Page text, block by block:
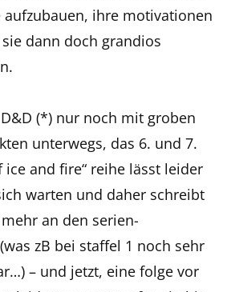
aufzubauen, ihre motivationen
dann doch grandios
(*) nur noch mit groben
unterwegs, das 6. und 7.
ice and fire“ reihe lässt leider
warten und daher schreibt
an den serien-
zB bei staffel 1 noch sehr
– und jetzt, eine folge vor